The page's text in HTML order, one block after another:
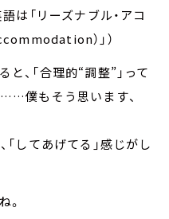
語は「リーズナブル・アコ
）」）
、「合理的“調整”」って
僕もそう思います、
「してあげてる」感じがし
。